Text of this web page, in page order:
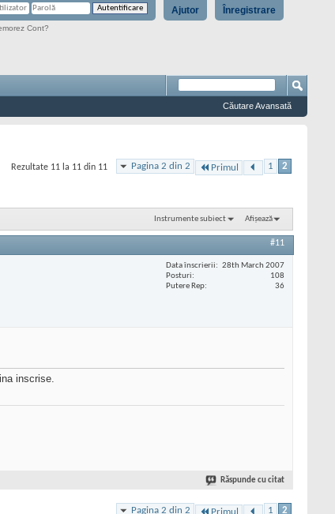
Înregistrare
Ajutor
Cont?
Căutare Avansată
Pagina 2 din 2 Primul 1 2
Rezultate 11 la 11 din 11
Instrumente subiect Afișează
#11
Data înscrierii
28th March 2007
Posturi
108
Putere Rep
36
inscrise.
Răspunde cu citat
Pagina 2 din 2 Primul 1 2